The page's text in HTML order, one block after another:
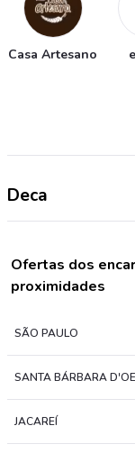
Casa Artesano
Deca
Ofertas dos
proximidades
SÃO PAULO
SANTA BÁRBARA
JACAREÍ